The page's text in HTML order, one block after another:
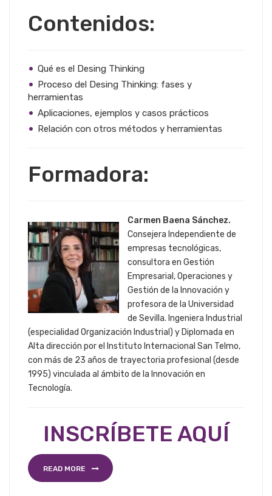
Contenidos:
Qué es el Desing Thinking
Proceso del Desing Thinking: fases y
herramientas
Aplicaciones, ejemplos y casos prácticos
Relación con otros métodos y herramientas
Formadora:
Carmen Baena Sánchez.
Consejera Independiente de
empresas tecnológicas,
consultora en Gestión
Empresarial, Operaciones y
Gestión de la Innovación y
profesora de la Universidad
de Sevilla. Ingeniera Industrial
(especialidad Organización Industrial) y Diplomada en
Alta dirección por el Instituto Internacional San Telmo,
con más de 23 años de trayectoria profesional (desde
1995) vinculada al ámbito de la Innovación en
Tecnología.
INSCRÍBETE AQUÍ
READ MORE